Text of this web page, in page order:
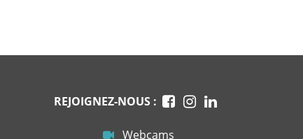
REJOIGNEZ-NOUS :
Webcams